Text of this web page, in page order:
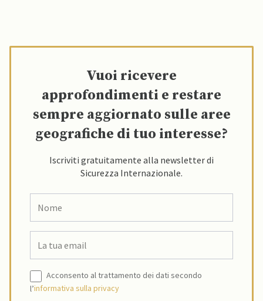
Vuoi ricevere
approfondimenti e restare
sempre aggiornato sulle aree
geografiche di tuo interesse?
Iscriviti gratuitamente alla newsletter di
Sicurezza Internazionale.
Acconsento al trattamento dei dati secondo
l’informativa sulla privacy